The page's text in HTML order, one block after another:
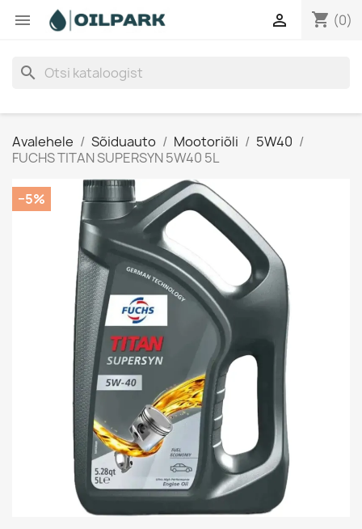
 shopping_cart (0)

search
Avalehele Sõiduauto Mootoriõli
5W40
FUCHS TITAN SUPERSYN 5W40 5L
−5%